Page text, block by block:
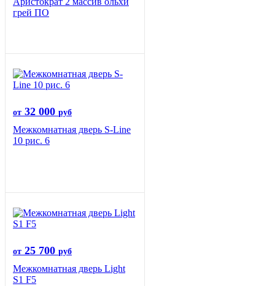
грей ПО
от 32 000 руб
Межкомнатная дверь S-Line
10 рис. 6
от 25 700 руб
Межкомнатная дверь Light
S1 F5